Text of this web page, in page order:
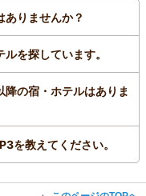
ありませんか？
を探しています。
の宿・ホテルはありま
を教えてください。